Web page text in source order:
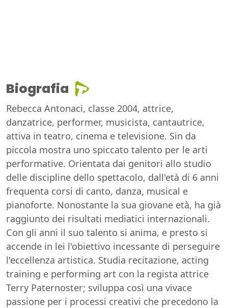
Biografia
Rebecca Antonaci, classe 2004, attrice,
danzatrice, performer, musicista, cantautrice,
attiva in teatro, cinema e televisione. Sin da
piccola mostra uno spiccato talento per le arti
performative. Orientata dai genitori allo studio
delle discipline dello spettacolo, dall'età di 6 anni
frequenta corsi di canto, danza, musical e
pianoforte. Nonostante la sua giovane età, ha già
raggiunto dei risultati mediatici internazionali.
Con gli anni il suo talento si anima, e presto si
accende in lei l'obiettivo incessante di perseguire
l'eccellenza artistica. Studia recitazione, acting
training e performing art con la regista attrice
Terry Paternoster; sviluppa così una vivace
passione per i processi creativi che precedono la